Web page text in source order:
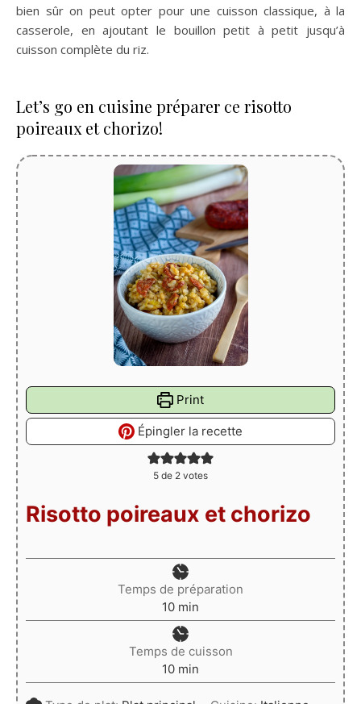
bien sûr on peut opter pour une cuisson classique, à la
casserole, en ajoutant le bouillon petit à petit jusqu’à
cuisson complète du riz.
Let’s go en cuisine préparer ce risotto
poireaux et chorizo!
Print
Épingler la recette
5 de 2 votes
Risotto poireaux et chorizo
Temps de préparation
10minutes
min
Temps de cuisson
10minutes
min